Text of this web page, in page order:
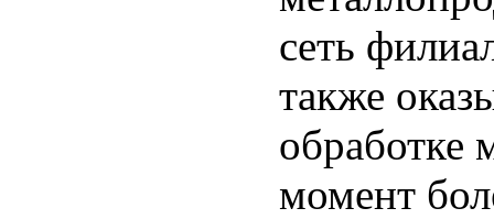
сеть
также
обработке
момент